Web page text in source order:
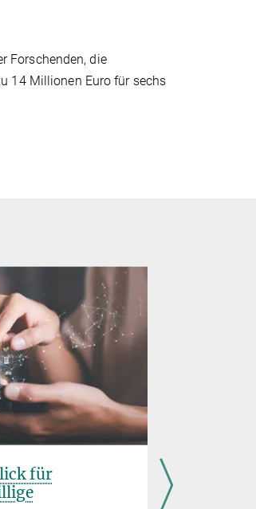
Forschenden, die
14 Millionen Euro für sechs
für